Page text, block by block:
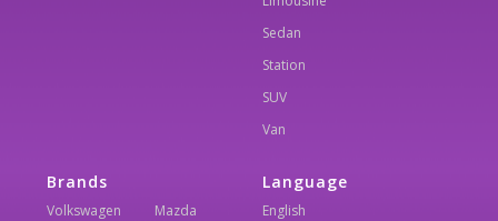
Sedan
Station
SUV
Van
Brands
Volkswagen Mazda
Language
English